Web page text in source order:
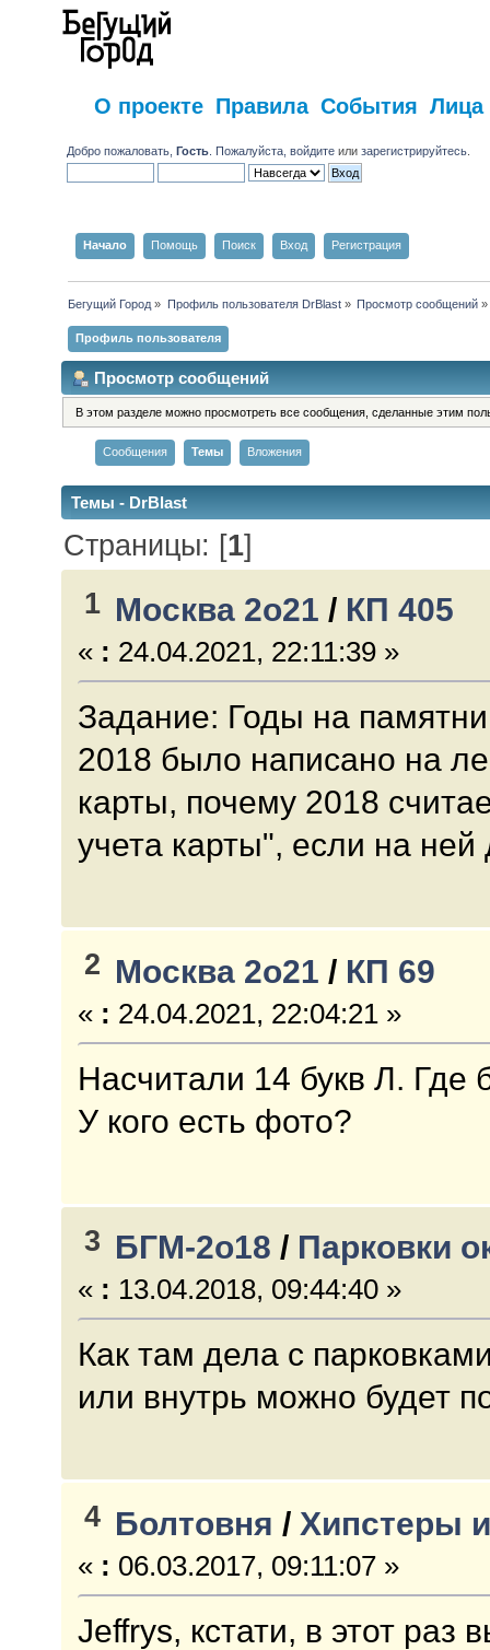
О проекте Правила События Лица
Добро пожаловать,Гость . Пожалуйста,войдите илизарегистрируйтесь
Начало Помощь Поиск Вход Регистрация
Бегущий Город » Профиль пользователя DrBlast» Просмотр сообщений »
Профиль пользователя
Просмотр сообщений
В этом разделе можно просмотреть все сообщения, сделанные этим
Сообщения Темы Вложения
Темы - DrBlast
Страницы: [1]
1 Москва 2о21 / КП 405
« : 24.04.2021, 22:11:39 »
Задание: Годы на
2018 было написано на
карты, почему 2018
учета карты", если на ней
2 Москва 2о21 / КП 69
« : 24.04.2021, 22:04:21 »
Насчитали 14 букв Л.
У кого есть фото?
3 БГМ-2о18 / Парковки
« : 13.04.2018, 09:44:40 »
Как там дела с
или внутрь можно будет
4 Болтовня / Хипстеры
« : 06.03.2017, 09:11:07 »
Jeffrys, кстати, в этот раз